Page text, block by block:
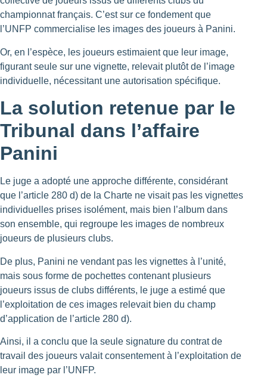
championnat français. C’est sur ce fondement que
l’UNFP commercialise les images des joueurs à Panini.
Or, en l’espèce, les joueurs estimaient que leur image,
figurant seule sur une vignette, relevait plutôt de l’image
individuelle, nécessitant une autorisation spécifique.
La solution retenue par le
Tribunal dans l’affaire
Panini
Le juge a adopté une approche différente, considérant
que l’article 280 d) de la Charte ne visait pas les vignettes
individuelles prises isolément, mais bien l’album dans
son ensemble, qui regroupe les images de nombreux
joueurs de plusieurs clubs.
De plus, Panini ne vendant pas les vignettes à l’unité,
mais sous forme de pochettes contenant plusieurs
joueurs issus de clubs différents, le juge a estimé que
l’exploitation de ces images relevait bien du champ
d’application de l’article 280 d).
Ainsi, il a conclu que la seule signature du contrat de
travail des joueurs valait consentement à l’exploitation de
leur image par l’UNFP.